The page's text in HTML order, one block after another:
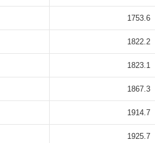
1753.6
1822.2
1823.1
1867.3
1914.7
1925.7